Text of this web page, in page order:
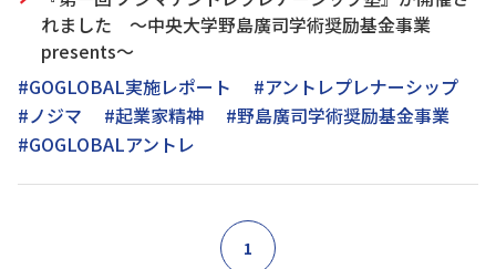
れました ～中央大学野島廣司学術奨励基金事業
presents～
#GOGLOBAL実施レポート
#アントレプレナーシップ
#ノジマ
#起業家精神
#野島廣司学術奨励基金事業
#GOGLOBALアントレ
1